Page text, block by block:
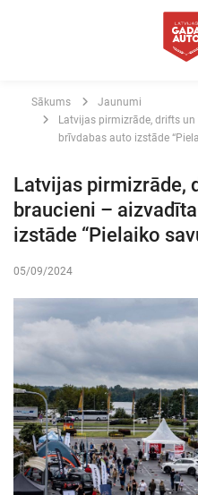
Sākums
Jaunumi
Latvijas pirmizrāde, drifts
brīvdabas auto izstāde
Latvijas pirmizrāde,
braucieni –
izstāde “Pielaiko
05/09/2024